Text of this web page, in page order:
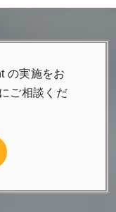
の実施をお
ご相談くだ